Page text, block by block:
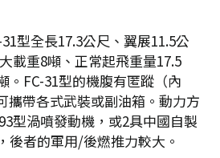
型全長17.3公尺、翼展11.5公
載重8噸、正常起飛重量17.5
。FC-31型的機腹有匿蹤（內
攜帶各式武裝或副油箱。動力方
型渦噴發動機，或2具中國自製
後者的軍用/後燃推力較大。